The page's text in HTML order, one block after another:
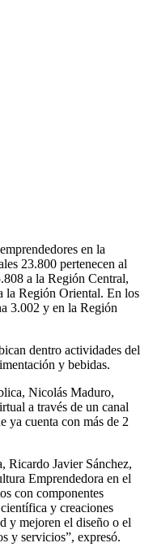
en la
23.800 pertenecen al
a la Región Central,
la Región Oriental. En los
3.002 y en la Región
dentro actividades del
y bebidas.
Nicolás Maduro,
a través de un canal
ya cuenta con más de 2
Ricardo Javier Sánchez,
Emprendedora en el
con componentes
y creaciones
y mejoren el diseño o el
y servicios”, expresó.